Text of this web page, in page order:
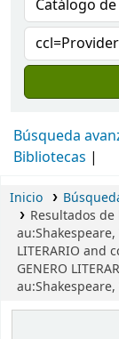
Búsqueda
Bibliotecas
Inicio
Resultados
au:Shakespeare,
LITERARIO and
GENERO